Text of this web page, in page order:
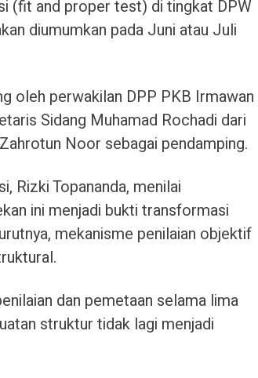
(fit and proper test) di tingkat DPW
diumumkan pada Juni atau Juli
oleh perwakilan DPP PKB Irmawan
Sidang Muhamad Rochadi dari
Noor sebagai pendamping.
Rizki Topananda, menilai
ini menjadi bukti transformasi
mekanisme penilaian objektif
dan pemetaan selama lima
struktur tidak lagi menjadi